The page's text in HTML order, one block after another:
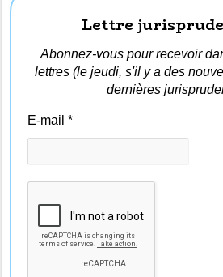
Lettre
Abonnez-vous pour recevoir
lettres (le jeudi, s'il y a des
dernières
E-mail*